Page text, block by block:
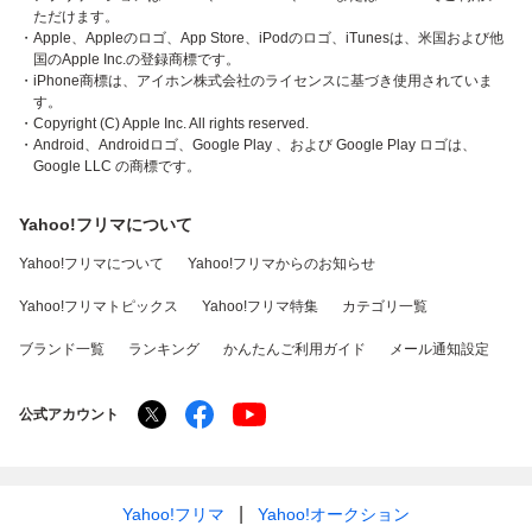
ただけます。
・Apple、Appleのロゴ、App Store、iPodのロゴ、iTunesは、米国および他
国のApple Inc.の登録商標です。
・iPhone商標は、アイホン株式会社のライセンスに基づき使用されていま
す。
・Copyright (C) Apple Inc. All rights reserved.
・Android、Androidロゴ、Google Play 、および Google Play ロゴは、
Google LLC の商標です。
Yahoo!フリマについて
Yahoo!フリマについて Yahoo!フリマからのお知らせ
Yahoo!フリマトピックス Yahoo!フリマ特集 カテゴリ一覧
ブランド一覧 ランキング かんたんご利用ガイド メール通知設定
公式アカウント
Yahoo!フリマ Yahoo!オークション